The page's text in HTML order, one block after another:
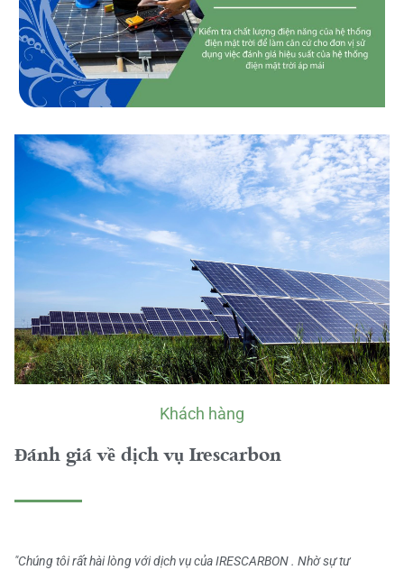
Khách hàng
Đánh giá về dịch vụ Irescarbon
"Chúng tôi rất hài lòng với dịch vụ của IRESCARBON . Nhờ sự tư